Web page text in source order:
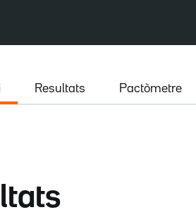
Resultats Pactòmetre